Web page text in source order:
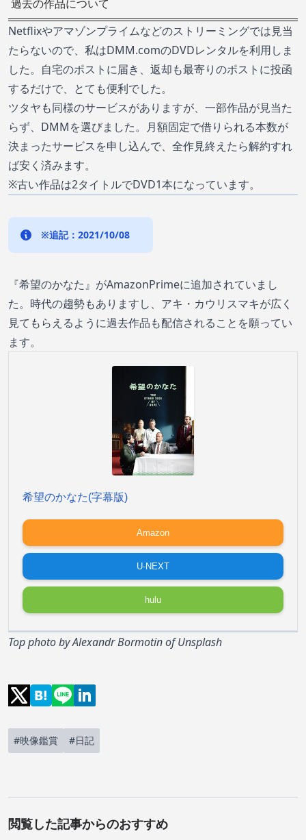
過去の作品について
Netflixやアマゾンプライムなどのストリーミングでは見当
たらないので、私はDMM.comのDVDレンタルを利用しま
した。自宅のポストに届き、返却も最寄りのポストに投函
するだけで、とても便利でした。
ツタヤも同様のサービスがありますが、一部作品が見当た
らず、DMMを選びました。月額固定で借りられる本数が
決まったサービスを申し込んで、全作見終えたら解約すれ
ば安く済みます。
※古い作品は2タイトルでDVD1本になっています。
※追記：2021/10/08
『希望のかなた』がAmazonPrimeに追加されていまし
た。時代の趨勢もありますし、アキ・カウリスマキが広く
見てもらえるように過去作品も配信されることを願ってい
ます。
希望のかなた(字幕版)
Amazon
U-NEXT
hulu
Top photo byAlexandr BormotinofUnsplash
#映像鑑賞 #日記
閲覧した記事からのおすすめ